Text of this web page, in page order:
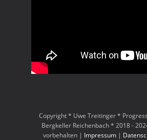
Copyright * Uwe Treitinger *
Bergkeller Reichenbach * 2018 -
vorbehalten | Impressum|